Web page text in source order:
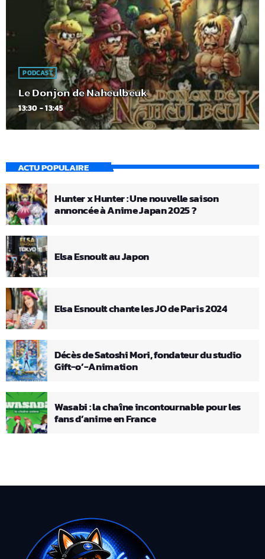
PODCAST
Le Donjon de Naheulbeuk
13:30 - 13:45
ACTU POPULAIRE
Hunter x Hunter : Une nouvelle saison
annoncée à Anime Japan 2025 ?
Elsa Esnoult au Japon
Elsa Esnoult chante les JO de Paris 2024
Décès de Satoshi Mori, fondateur du studio
Gift-o’-Animation
Wasabi : la chaîne incontournable pour les
fans d’anime en France